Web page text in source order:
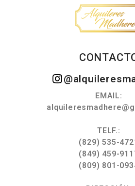
EMAIL:
TELF.:
(829) 535-
(849) 459-
(809) 801-